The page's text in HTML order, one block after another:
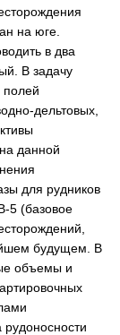
на юге.
в два
В задачу
полей
дельтовых,
данной
для рудников
5 (базовое
будущем. В
объемы и